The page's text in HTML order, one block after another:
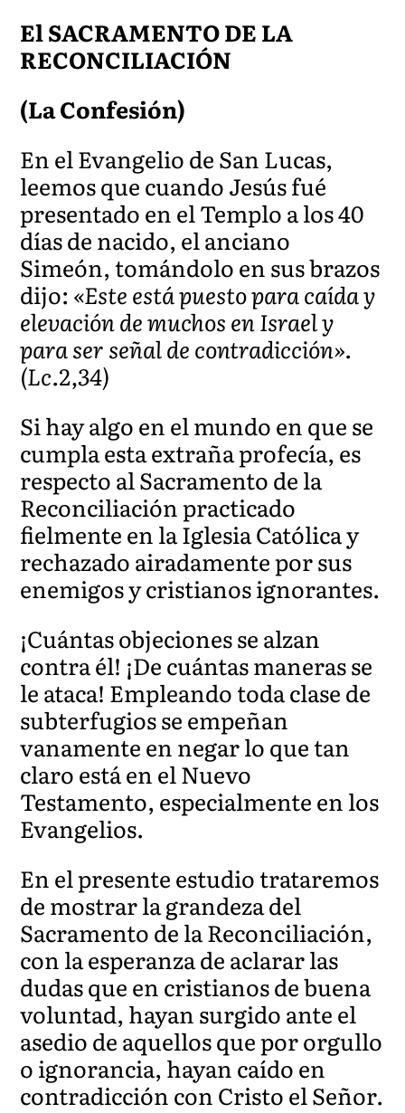
El SACRAMENTO DE LA
RECONCILIACIÓN
(La Confesión)
En el Evangelio de San Lucas,
leemos que cuando Jesús fué
presentado en el Templo a los 40
días de nacido, el anciano
Simeón, tomándolo en sus brazos
dijo: «Este está puesto para caída y
elevación de muchos en Israel y
para ser señal de contradicción».
(Lc.2,34)
Si hay algo en el mundo en que se
cumpla esta extraña profecía, es
respecto al Sacramento de la
Reconciliación practicado
fielmente en la Iglesia Católica y
rechazado airadamente por sus
enemigos y cristianos ignorantes.
¡Cuántas objeciones se alzan
contra él! ¡De cuántas maneras se
le ataca! Empleando toda clase de
subterfugios se empeñan
vanamente en negar lo que tan
claro está en el Nuevo
Testamento, especialmente en los
Evangelios.
En el presente estudio trataremos
de mostrar la grandeza del
Sacramento de la Reconciliación,
con la esperanza de aclarar las
dudas que en cristianos de buena
voluntad, hayan surgido ante el
asedio de aquellos que por orgullo
o ignorancia, hayan caído en
contradicción con Cristo el Señor.